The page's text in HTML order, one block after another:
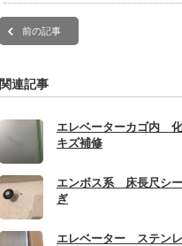
前の記事
関連記事
エレベーターカゴ内
キズ補修
エンボス系 床長尺シ
ぎ
エレベーター ステン